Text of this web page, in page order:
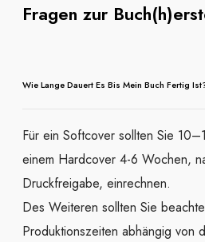
Fragen zur
Wie Lange Dauert Es Bis Mein Buch Fertig
Für ein Softcover sollten Sie
einem Hardcover 4-6 Wochen,
Druckfreigabe, einrechnen.
Des Weiteren sollten Sie
Produktionszeiten abhängig von